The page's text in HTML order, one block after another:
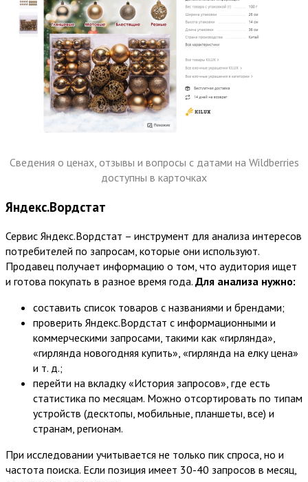
Сведения о ценах, отзывы и вопросы с датами на Wildberries
доступны в карточках
Яндекс.Вордстат
Сервис Яндекс.Вордстат – инструмент для анализа интересов
потребителей по запросам, которые они используют.
Продавец получает информацию о том, что аудитория ищет
и готова покупать в разное время года. Для анализа нужно:
составить список товаров с названиями и брендами;
проверить Яндекс.Вордстат с информационными и
коммерческими запросами, такими как «гирлянда»,
«гирлянда новогодняя купить», «гирлянда на елку цена»
и т. д.;
перейти на вкладку «История запросов», где есть
статистика по месяцам. Можно отсортировать по типам
устройств (десктопы, мобильные, планшеты, все) и
странам, регионам.
При исследовании учитывается не только пик спроса, но и
частота поиска. Если позиция имеет 30-40 запросов в месяц,